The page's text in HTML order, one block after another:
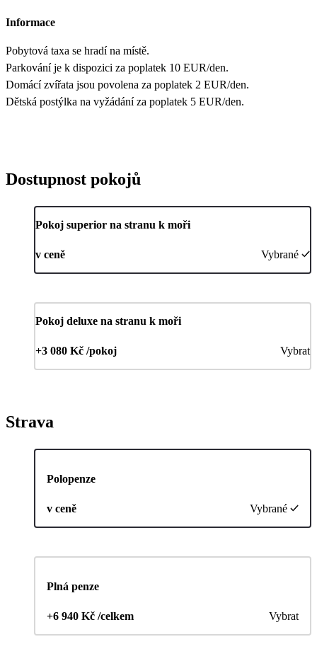
Informace
Pobytová taxa se hradí na místě.
Parkování je k dispozici za poplatek 10 EUR/den.
Domácí zvířata jsou povolena za poplatek 2 EUR/den.
Dětská postýlka na vyžádání za poplatek 5 EUR/den.
Dostupnost pokojů
Pokoj superior na stranu k moři
v ceně Vybrané
Pokoj deluxe na stranu k moři
+3 080 Kč /pokoj Vybrat
Strava
Polopenze
v ceně Vybrané
Plná penze
+6 940 Kč /celkem Vybrat